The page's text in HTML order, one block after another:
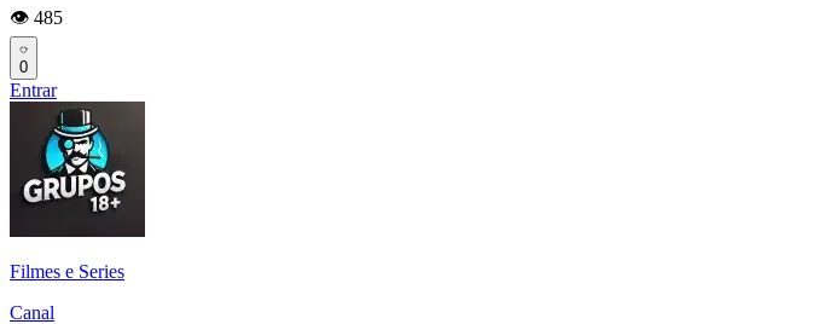
👁️ 485
0
Entrar
Filmes e Series
Canal